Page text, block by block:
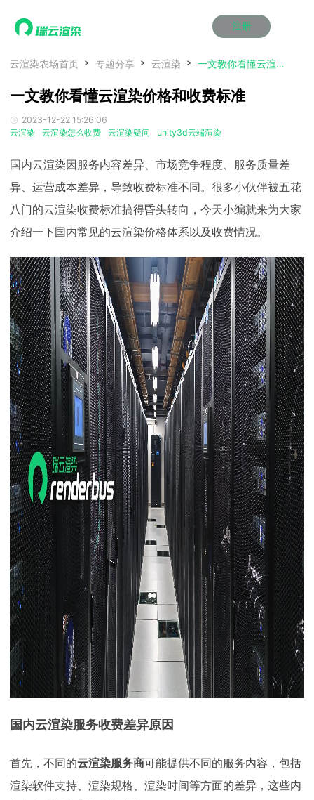
注册
首页
产品服务
云制作
云渲染管理系统
AI视频插帧
云制作
云渲染管理系统
AI视频插帧
云制作
云渲染管理系统
AI视频插帧
云制作
云渲染管理系统
AI视频插帧
云制作
云渲染管理系统
AI视频插帧
云制作
云渲染管理系统
AI视频插帧
解决方案
Maya云渲染方案
3ds Max云渲染方案
Blender 云渲染方案
Maya AI渲染方案
Maya云渲染方案
3ds Max云渲染方案
Blender 云渲染方案
Maya AI渲染方案
Maya云渲染方案
3ds Max云渲染方案
Blender 云渲染方案
Maya AI渲染方案
Maya云渲染方案
3ds Max云渲染方案
Blender 云渲染方案
Maya AI渲染方案
Maya云渲染方案
3ds Max云渲染方案
Blender 云渲染方案
Maya AI渲染方案
Maya云渲染方案
3ds Max云渲染方案
Blender 云渲染方案
Maya AI渲染方案
价格
效果图价格
云制作价格
效果图价格
云制作价格
效果图价格
云制作价格
效果图价格
云制作价格
效果图价格
云制作价格
效果图价格
云制作价格
资讯&赛事
新闻资讯
渲染百科
渲染大赛
泛CG交流会
新闻资讯
渲染百科
渲染大赛
泛CG交流会
新闻资讯
渲染百科
渲染大赛
泛CG交流会
新闻资讯
渲染百科
渲染大赛
泛CG交流会
新闻资讯
渲染百科
渲染大赛
泛CG交流会
新闻资讯
渲染百科
渲染大赛
泛CG交流会
特惠专区
云渲染优惠攻略
青云平台
教育优惠
云渲染优惠攻略
青云平台
教育优惠
云渲染优惠攻略
青云平台
教育优惠
云渲染优惠攻略
青云平台
教育优惠
云渲染优惠攻略
青云平台
教育优惠
云渲染优惠攻略
青云平台
教育优惠
关于我们
下载动画客户端
效果图客户端
动画客户端
效果图客户端
动画客户端
效果图客户端
动画客户端
效果图客户端
动画客户端
效果图客户端
动画客户端
效果图客户端
帮助/教程
登录
云渲染农场首页 专题分享 云渲染 一文教你看懂云渲染价格和收费标准
一文教你看懂云渲染价格和收费标准
2023-12-22 15:26:06
云渲染
云渲染怎么收费 云渲染疑问 unity3d云端渲染
国内云渲染因服务内容差异、市场竞争程度、服务质量差
异、运营成本差异，导致收费标准不同。很多小伙伴被五花
八门的云渲染收费标准搞得昏头转向，今天小编就来为大家
介绍一下国内常见的云渲染价格体系以及收费情况。
国内云渲染服务收费差异原因
首先，不同的云渲染服务商可能提供不同的服务内容，包括
渲染软件支持、渲染规格、渲染时间等方面的差异，这些内